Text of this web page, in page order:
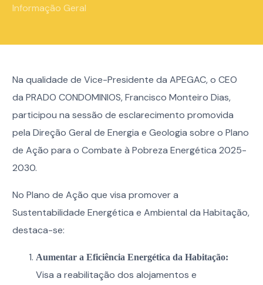
Informação Geral
Na qualidade de Vice-Presidente da APEGAC, o CEO
da PRADO CONDOMINIOS, Francisco Monteiro Dias,
participou na sessão de esclarecimento promovida
pela Direção Geral de Energia e Geologia sobre o Plano
de Ação para o Combate à Pobreza Energética 2025-
2030.
No Plano de Ação que visa promover a
Sustentabilidade Energética e Ambiental da Habitação,
destaca-se:
Aumentar a Eficiência Energética da Habitação:
Visa a reabilitação dos alojamentos e